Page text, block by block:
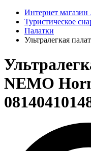
Интернет магазин
Туристическое
Палатки
Ультралегкая
NEMO